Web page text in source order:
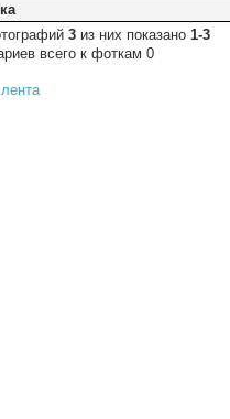
3 из них показано 1-3
всего к фоткам 0